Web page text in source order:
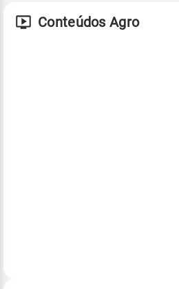
Conteúdos Agro